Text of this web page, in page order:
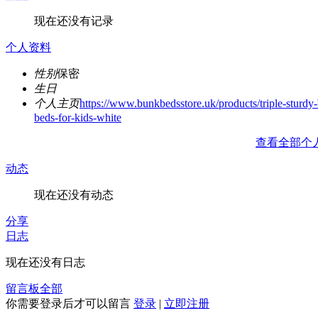
现在还没有记录
个人资料
性别保密
生日
个人主页https://www.bunkbedsstore.uk/products/triple-
beds-for-kids-white
查看全部个
动态
现在还没有动态
分享
日志
现在还没有日志
留言板全部
你需要登录后才可以留言 登录 | 立即注册